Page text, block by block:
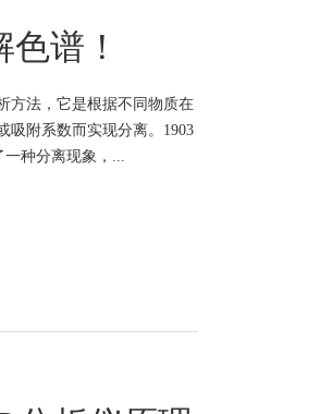
谱！
方法，它是根据不同物质在
吸附系数而实现分离。1903
种分离现象，...